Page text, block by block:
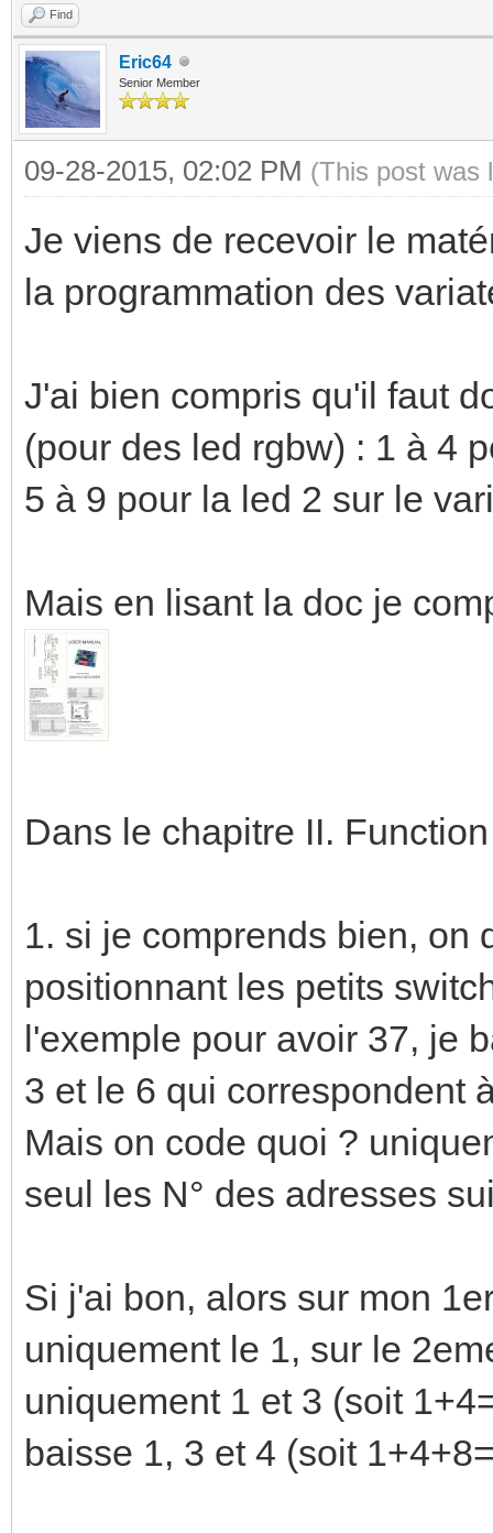
Find
Eric64
Senior Member
09-28-2015, 02:02 PM (This post was
Je viens de recevoir le
la programmation des
J'ai bien compris qu'il faut
(pour des led rgbw) : 1 à 4
5 à 9 pour la led 2 sur le
Mais en lisant la doc je
Dans le chapitre II.
1. si je comprends bien, on
positionnant les petits
l'exemple pour avoir 37, je
3 et le 6 qui correspondent
Mais on code quoi ?
seul les N° des adresses
Si j'ai bon, alors sur mon
uniquement le 1, sur le
uniquement 1 et 3 (soit
baisse 1, 3 et 4 (soit